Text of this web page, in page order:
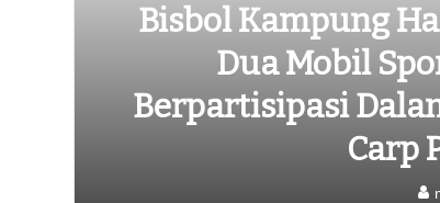
Bisbol Kampung
Dua Mobil
Berpartisipasi
Carp